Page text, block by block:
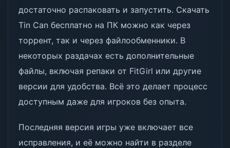
достаточно распаковать и запустить. Скачать
Tin Can бесплатно на ПК можно как через
торрент, так и через файлообменники. В
некоторых раздачах есть дополнительные
файлы, включая репаки от FitGirl или другие
версии для удобства. Всё это делает процесс
доступным даже для игроков без опыта.
Последняя версия игры уже включает все
исправления, и её можно найти в разделе